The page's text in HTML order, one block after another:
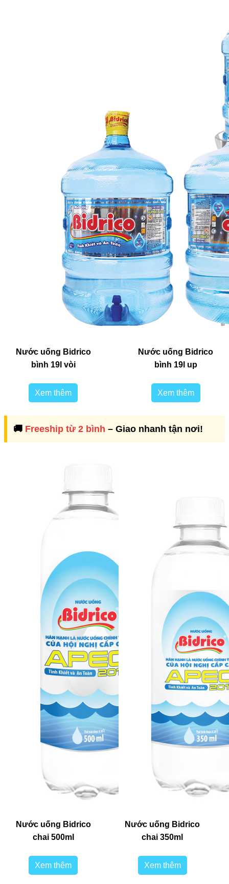
Nước uống Bidrico
bình 19l vòi
Xem thêm
Nước uống Bidrico
bình 19l up
Xem thêm
🚚 Freeship từ 2 bình – Giao nhanh tận nơi!
Nước uống Bidrico
chai 500ml
Xem thêm
Nước uống Bidrico
chai 350ml
Xem thêm